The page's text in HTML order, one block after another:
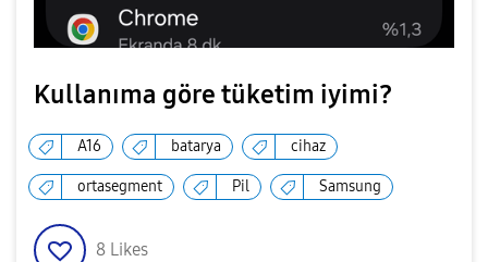
Kullanıma göre tüketim iyimi?
A16 batarya cihaz
ortasegment Pil Samsung
8 Likes